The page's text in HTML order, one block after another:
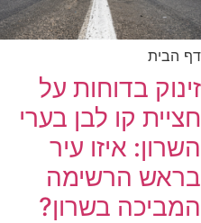
דף הבית
זינוק בדוחות על
חציית קו לבן בערי
השרון: איזו עיר
בראש הרשימה
המביכה בשרון?